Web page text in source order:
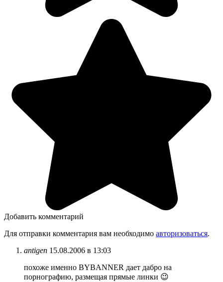
Добавить комментарий
Для отправки комментария вам необходимо авторизоваться.
antigen 15.08.2006 в 13:03
похоже именно BYBANNER дает дабро на
порнографию, размещая прямые линки 😉